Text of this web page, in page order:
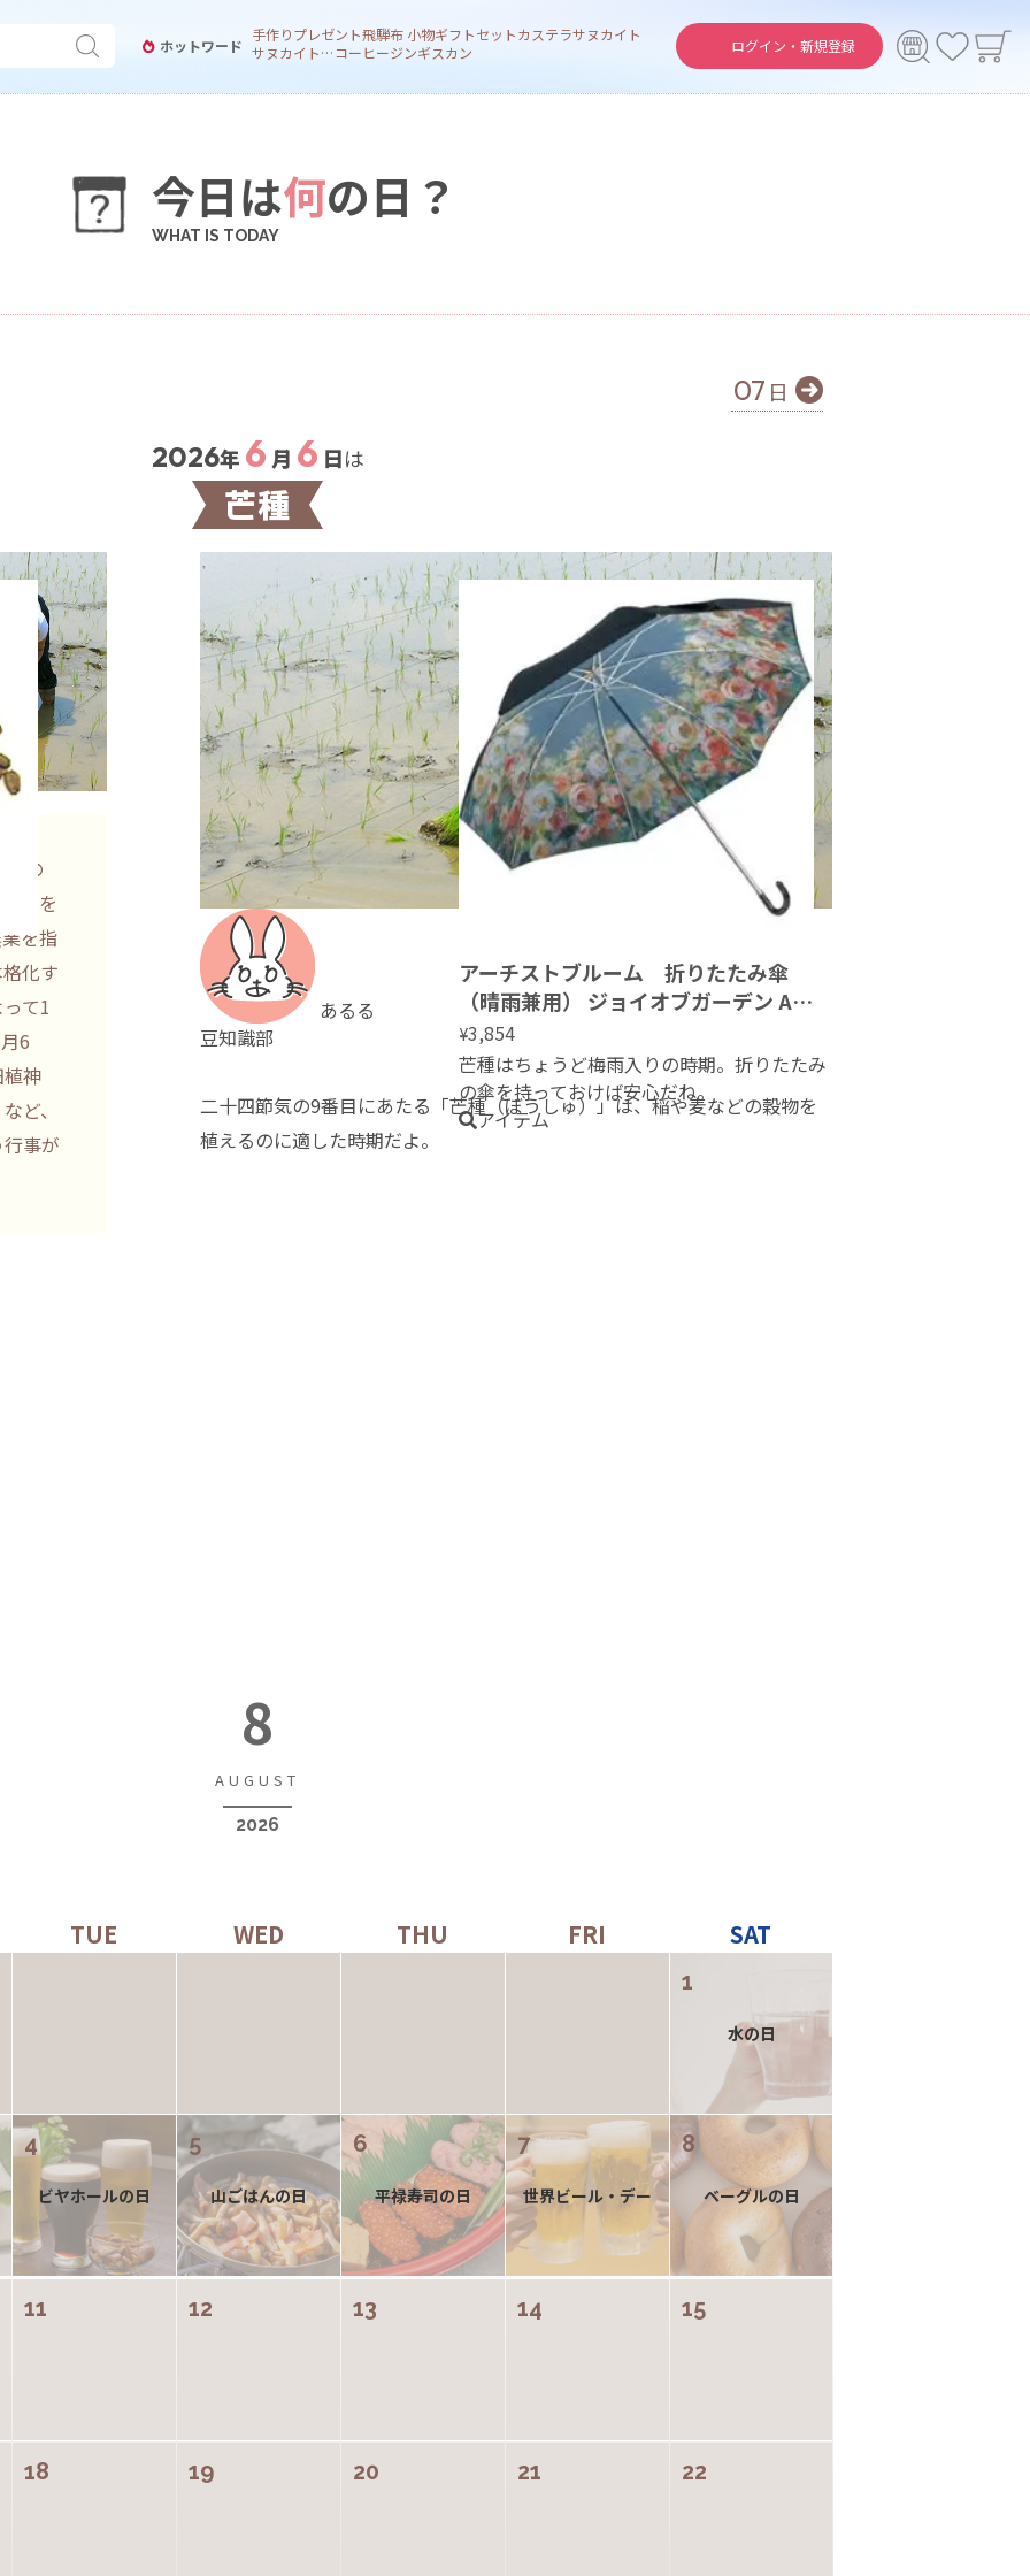
ログイン・ 新規登録
ホットワード
手作りプレゼント飛騨布 小物ギフトセットカステラサヌカイト
サヌカイト 風鈴コーヒージンギスカン
今日は何の日？
07 日
2026年 6 月 6 日は
芒種
あるる
豆知識部
二十四節気の9番目にあたる「芒種（ぼうしゅ）」は、稲や麦などの穀物を
植えるのに適した時期だよ。
気の
期を
を指
化す
て1
6
神
ど、
事が
ある
穀
アーチストブルーム 折りたたみ傘
（晴雨兼用） ジョイオブガーデン AB
-02702
¥3,854
芒種はちょうど梅雨入りの時期。折りたたみ
の傘を持っておけば安心だね。
アイテム
8
2026
1
水の日
4
ビヤホールの日
5
山ごはんの日
6
平禄寿司の日
7
世界ビール・デー
8
ベーグルの日
11 12 13 14 15
18 19 20 21 22